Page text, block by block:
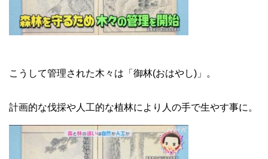
こうして管理された木々は「御林(おはやし)」。
計画的な伐採や人工的な植林により人の手で生やす事に。